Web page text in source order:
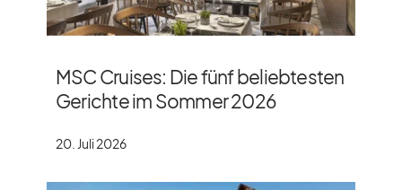
MSC Cruises: Die fünf beliebtesten
Gerichte im Sommer 2026
20. Juli 2026